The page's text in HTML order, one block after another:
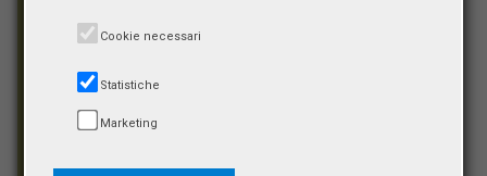
Cookie necessari
Statistiche
Marketing